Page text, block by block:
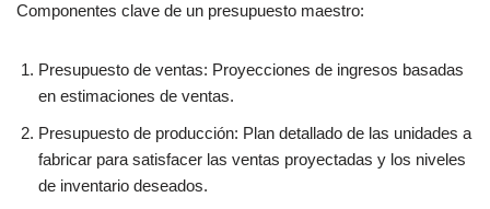
Componentes clave de un presupuesto maestro:
Presupuesto de ventas: Proyecciones de ingresos basadas
en estimaciones de ventas.
Presupuesto de producción: Plan detallado de las unidades a
fabricar para satisfacer las ventas proyectadas y los niveles
de inventario deseados.